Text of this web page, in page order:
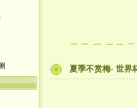
夏季不赏梅- 世界